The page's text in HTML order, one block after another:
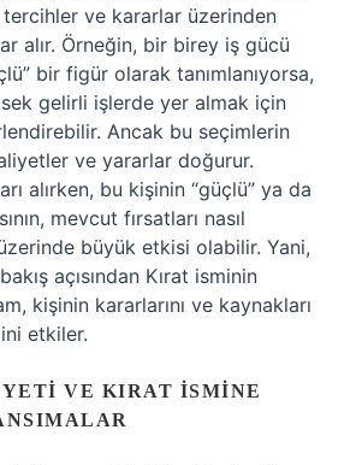
ve kararlar üzerinden
alır. Örneğin, bir birey iş gücü
bir figür olarak tanımlanıyorsa,
gelirli işlerde yer almak için
Ancak bu seçimlerin
ve yararlar doğurur.
alırken, bu kişinin “güçlü” ya da
mevcut fırsatları nasıl
büyük etkisi olabilir. Yani,
açısından Kırat isminin
kişinin kararlarını ve kaynakları
etkiler.
VE KIRAT İSMINE